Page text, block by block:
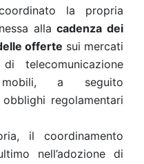
la propria
allacadenza dei
offerte sui mercati
telecomunicazione
a seguito
regolamentari
il coordinamento
nell’adozione di